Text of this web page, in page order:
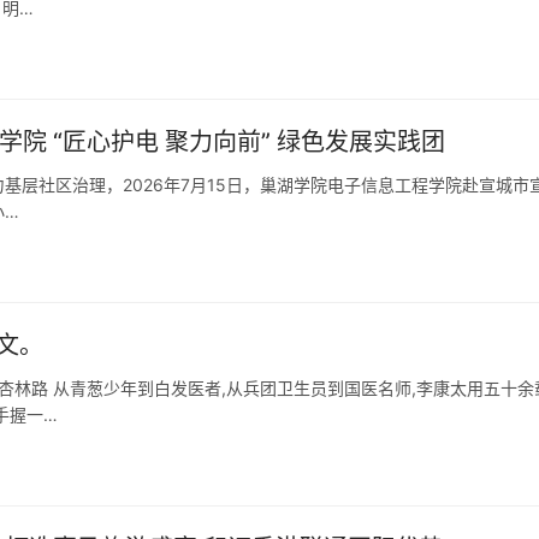
明…
“匠心护电 聚力向前” 绿色发展实践团
层社区治理，2026年7月15日，巢湖学院电子信息工程学院赴宣城市
…
。
路 从青葱少年到白发医者,从兵团卫生员到国医名师,李康太用五十余
握一…